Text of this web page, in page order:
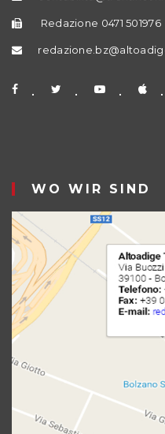
Redazione 0471 501976
WO WIR SIND